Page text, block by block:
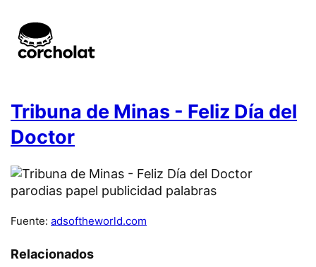
Tribuna de Minas - Feliz Día del
Doctor
Fuente: adsoftheworld.com
Relacionados